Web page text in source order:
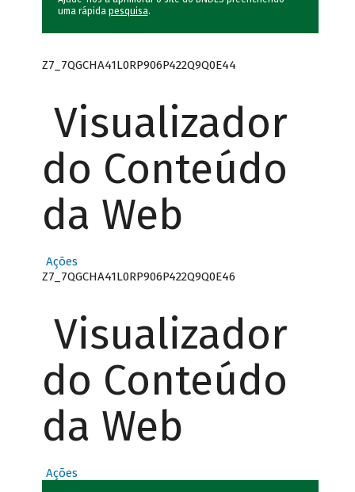
uma rápida pesquisa.
Z7_7QGCHA41L0RP906P422Q9Q0E44
Visualizador
do Conteúdo
da Web
Ações
Z7_7QGCHA41L0RP906P422Q9Q0E46
Visualizador
do Conteúdo
da Web
Ações